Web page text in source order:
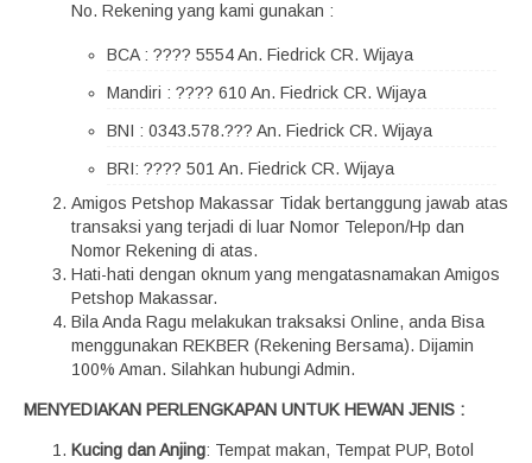
No. Rekening yang kami gunakan :
BCA : ???? 5554 An. Fiedrick CR. Wijaya
Mandiri : ???? 610 An. Fiedrick CR. Wijaya
BNI : 0343.578.??? An. Fiedrick CR. Wijaya
BRI: ???? 501 An. Fiedrick CR. Wijaya
Amigos Petshop Makassar Tidak bertanggung jawab atas
transaksi yang terjadi di luar Nomor Telepon/Hp dan
Nomor Rekening di atas.
Hati-hati dengan oknum yang mengatasnamakan Amigos
Petshop Makassar.
Bila Anda Ragu melakukan traksaksi Online, anda Bisa
menggunakan REKBER (Rekening Bersama). Dijamin
100% Aman. Silahkan hubungi Admin.
MENYEDIAKAN PERLENGKAPAN UNTUK HEWAN JENIS :
Kucing dan Anjing: Tempat makan, Tempat PUP, Botol